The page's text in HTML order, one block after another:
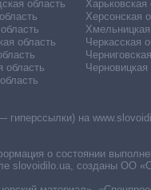
область
область
область
Харьковская
Херсонская
Черкасская
Черновицкая
на
о состоянии
созданы ОО